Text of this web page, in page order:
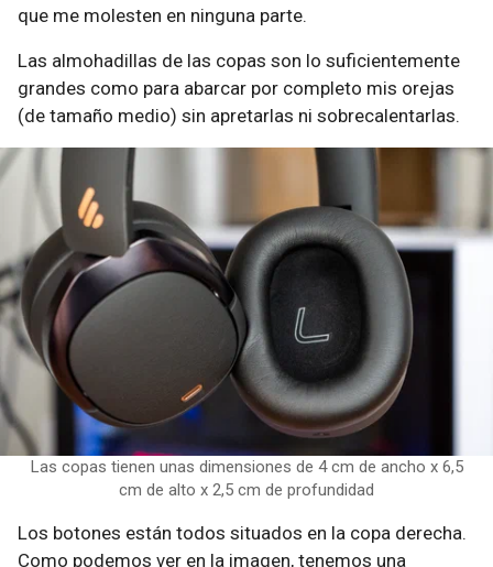
que me molesten en ninguna parte.
Las almohadillas de las copas son lo suficientemente
grandes como para abarcar por completo mis orejas
(de tamaño medio) sin apretarlas ni sobrecalentarlas.
Las copas tienen unas dimensiones de 4 cm de ancho x 6,5
cm de alto x 2,5 cm de profundidad
Los botones están todos situados en la copa derecha.
Como podemos ver en la imagen, tenemos una